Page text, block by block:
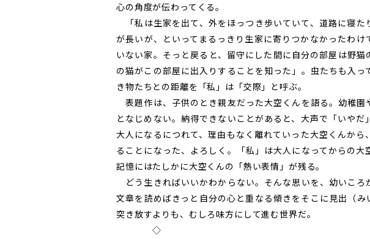
心の角度が伝わってくる。
「私は生家を出て、外をほっつき歩いていて、道路に寝た
が長いが、といってまるっきり生家に寄りつかなかったわけ
いない家。そっと戻ると、留守にした間に自分の部屋は野
の猫がこの部屋に出入りすることを知った」。虫たちも入
き物たちとの距離を「私」は「交際」と呼ぶ。
表題作は、子供のとき親友だった大空くんを語る。幼稚園
となじめない。納得できないことがあると、大声で「いやだ
大人になるにつれて、理由もなく離れていった大空くんから
ることになった、よろしく。「私」は大人になってからの大
記憶にはたしかに大空くんの「熱い表情」が残る。
どう生きればいいかわからない。そんな思いを、幼いころ
文章を読めばきっと自分の心と重なる傾きをそこに見出（み
突き放すよりも、むしろ味方にして進む世界だ。
◇